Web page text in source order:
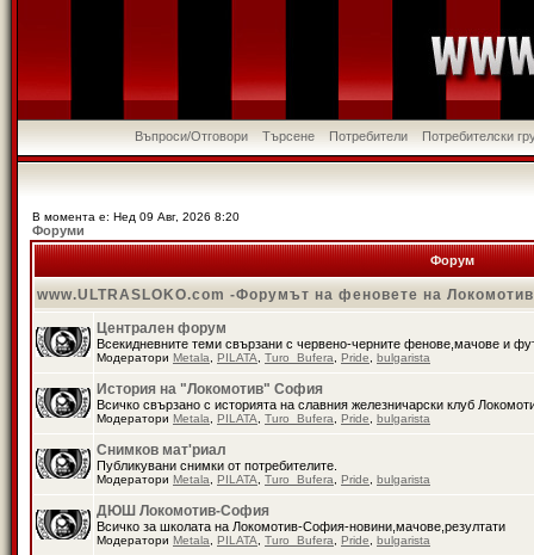
Въпроси/Отговори Търсене Потребители Потребителски
В момента е: Нед 09 Авг, 2026 8:20
Форуми
Форум
www.ULTRASLOKO.com -Форумът на феновете на
Централен форум
Всекидневните теми свързани с червено-черните фенове,мачове и
Модератори Metala PILATA Turo_Bufera Pride bulgarista
История на "Локомотив" София
Всичко свързано с историята на славния железничарски клуб
Модератори Metala PILATA Turo_Bufera Pride bulgarista
Снимков мат'риал
Публикувани снимки от потребителите.
Модератори Metala PILATA Turo_Bufera Pride bulgarista
ДЮШ Локомотив-София
Всичко за школата на Локомотив-София-новини,мачове,резултати
Модератори Metala PILATA Turo_Bufera Pride bulgarista